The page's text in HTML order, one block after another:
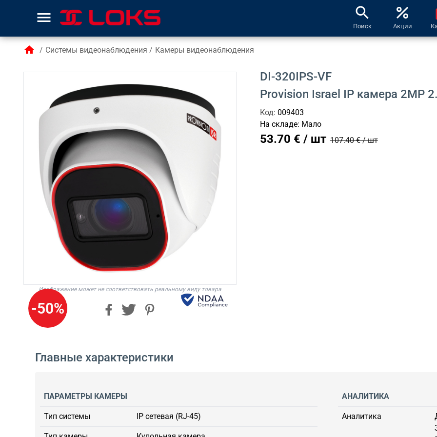
menu search
Поиск
percent
Акции
home / Системы видеонаблюдения / Камеры видеонаблюдения
-50%
Изображение может не соответствовать реальному виду товара
DI-320IPS-VF
Provision Israel IP камера 2MP
Код: 009403
На складе: Мало
53.70 € / шт 107.40 € / шт
Главные характеристики
ПАРАМЕТРЫ КАМЕРЫ
Тип системы IP сетевая (RJ-45)
АНАЛИТИКА
Аналитика